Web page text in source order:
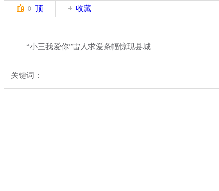
0 顶 收藏
“小三我爱你”雷人求爱条幅惊现县城
关键词：